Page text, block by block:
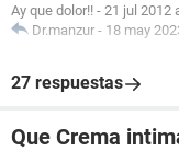
Ay que dolor!! - 21 jul 2012
Dr.manzur - 18 may
27 respuestas
Que Crema